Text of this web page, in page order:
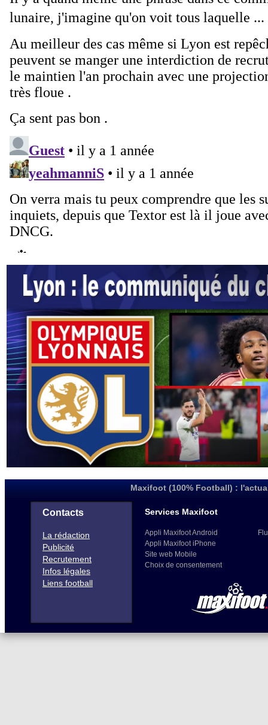
Maxifoot (100% Football) :
Contacts
La rédaction
Publicité
Recrutement
Infos légales
Liens football
Services Maxifoot
Appli Maxifoot Android
Appli Maxifoot iPhone
Site web Mobile
Choix de consentement